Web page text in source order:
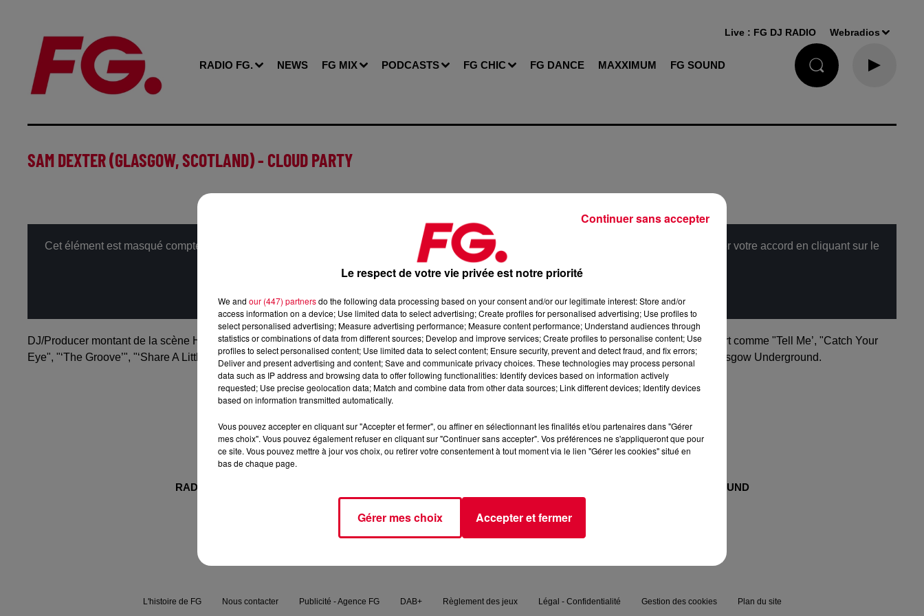
RADIO FG. NEWS FG MIX PODCASTS FG CHIC FG DANCE MAXXIMUM FG SOUND
Live : FG DJ RADIO Webradios
SAM DEXTER (GLASGOW, SCOTLAND) - CLOUD PARTY
Cet élément est masqué compte-tenu du refus du dépôt de cookies que vous avez exprimé. Si vous souhaitez l'afficher, merci de nous donner votre accord en cliquant sur le
bouton ci-dessous.
DJ/Producer montant de la scène House écossaise SAM DEXTER s'est fait remarquer avec des titres N°1 dans les charts Traxsource et Beatport comme "Tell Me’, "Catch Your
Eye", "‘The Groove’", "‘Share A Little Ecstasy’" est en Cloud Party à l'occasion de la sortie de "Real Love" sur le label écossais de référence Glasgow Underground.
RADIO FG. FG SOUND
L'histoire de FG Nous contacter Publicité - Agence FG DAB+ Règlement des jeux Légal - Confidentialité Gestion des cookies Plan du site
Le respect de votre vie privée est notre priorité
We and our (447) partnersdo the following data processing based on your consent and/or our legitimate interest: Store and/or
access information on a device; Use limited data to select advertising; Create profiles for personalised advertising; Use profiles to
select personalised advertising; Measure advertising performance; Measure content performance; Understand audiences through
statistics or combinations of data from different sources; Develop and improve services; Create profiles to personalise content; Use
profiles to select personalised content; Use limited data to select content; Ensure security, prevent and detect fraud, and fix errors;
Deliver and present advertising and content; Save and communicate privacy choices. These technologies may process personal
data such as IP address and browsing data to offer following functionalities: Identify devices based on information actively
requested; Use precise geolocation data; Match and combine data from other data sources; Link different devices; Identify devices
based on information transmitted automatically.
Vous pouvez accepter en cliquant sur "Accepter et fermer", ou affiner en sélectionnant les finalités et/ou partenaires dans "Gérer
mes choix". Vous pouvez également refuser en cliquant sur "Continuer sans accepter". Vos préférences ne s'appliqueront que pour
ce site. Vous pouvez mettre à jour vos choix, ou retirer votre consentement à tout moment via le lien "Gérer les cookies" situé en
bas de chaque page.
Gérer mes choix Accepter et fermer
Continuer sans accepter